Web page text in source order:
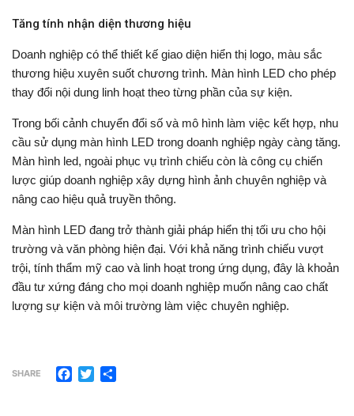
Tăng tính nhận diện thương hiệu
Doanh nghiệp có thể thiết kế giao diện hiển thị logo, màu sắc
thương hiệu xuyên suốt chương trình. Màn hình LED cho phép
thay đổi nội dung linh hoạt theo từng phần của sự kiện.
Trong bối cảnh chuyển đổi số và mô hình làm việc kết hợp, nhu
cầu sử dụng màn hình LED trong doanh nghiệp ngày càng tăng.
Màn hình led, ngoài phục vụ trình chiếu còn là công cụ chiến
lược giúp doanh nghiệp xây dựng hình ảnh chuyên nghiệp và
nâng cao hiệu quả truyền thông.
Màn hình LED đang trở thành giải pháp hiển thị tối ưu cho hội
trường và văn phòng hiện đại. Với khả năng trình chiếu vượt
trội, tính thẩm mỹ cao và linh hoạt trong ứng dụng, đây là khoản
đầu tư xứng đáng cho mọi doanh nghiệp muốn nâng cao chất
lượng sự kiện và môi trường làm việc chuyên nghiệp.
SHARE Facebook
Twitter